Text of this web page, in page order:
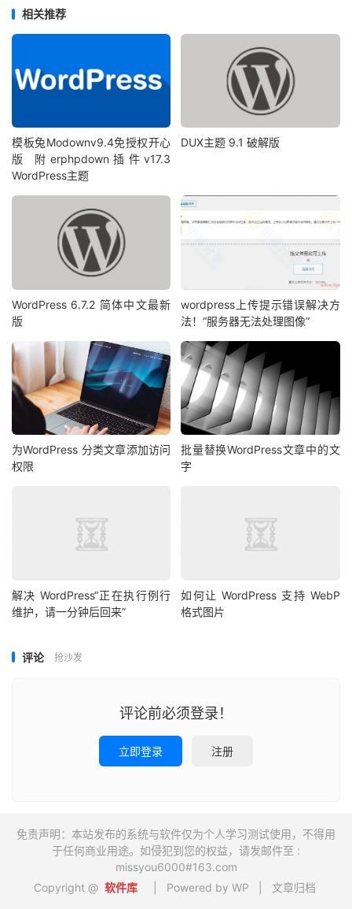
相关推荐
模板兔Modownv9.4免授权开心
版 附erphpdown插件v17.3
WordPress主题
DUX主题 9.1 破解版
WordPress 6.7.2 简体中文最新
版
wordpress上传提示错误解决方
法！“服务器无法处理图像”
为WordPress 分类文章添加访问
权限
批量替换WordPress文章中的文
字
解决 WordPress“正在执行例行
维护，请一分钟后回来”
如何让 WordPress 支持 WebP
格式图片
评论 抢沙发
评论前必须登录！
立即登录 注册
免责声明：本站发布的系统与软件仅为个人学习测试使用，不得用
于任何商业用途。如侵犯到您的权益，请发邮件至 :
missyou6000#163.com
Copyright @ 软件库 | Powered by WP | 文章归档